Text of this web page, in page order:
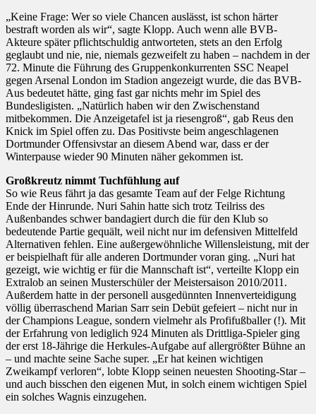
„Keine Frage: Wer so viele Chancen auslässt, ist schon härter
bestraft worden als wir“, sagte Klopp. Auch wenn alle BVB-
Akteure später pflichtschuldig antworteten, stets an den Erfolg
geglaubt und nie, nie, niemals gezweifelt zu haben – nachdem in der
72. Minute die Führung des Gruppenkonkurrenten SSC Neapel
gegen Arsenal London im Stadion angezeigt wurde, die das BVB-
Aus bedeutet hätte, ging fast gar nichts mehr im Spiel des
Bundesligisten. „Natürlich haben wir den Zwischenstand
mitbekommen. Die Anzeigetafel ist ja riesengroß“, gab Reus den
Knick im Spiel offen zu. Das Positivste beim angeschlagenen
Dortmunder Offensivstar an diesem Abend war, dass er der
Winterpause wieder 90 Minuten näher gekommen ist.
Großkreutz nimmt Tuchfühlung auf
So wie Reus fährt ja das gesamte Team auf der Felge Richtung
Ende der Hinrunde. Nuri Sahin hatte sich trotz Teilriss des
Außenbandes schwer bandagiert durch die für den Klub so
bedeutende Partie gequält, weil nicht nur im defensiven Mittelfeld
Alternativen fehlen. Eine außergewöhnliche Willensleistung, mit der
er beispielhaft für alle anderen Dortmunder voran ging. „Nuri hat
gezeigt, wie wichtig er für die Mannschaft ist“, verteilte Klopp ein
Extralob an seinen Musterschüler der Meistersaison 2010/2011.
Außerdem hatte in der personell ausgedünnten Innenverteidigung
völlig überraschend Marian Sarr sein Debüt gefeiert – nicht nur in
der Champions League, sondern vielmehr als Profifußballer (!). Mit
der Erfahrung von lediglich 924 Minuten als Drittliga-Spieler ging
der erst 18-Jährige die Herkules-Aufgabe auf allergrößter Bühne an
– und machte seine Sache super. „Er hat keinen wichtigen
Zweikampf verloren“, lobte Klopp seinen neuesten Shooting-Star –
und auch bisschen den eigenen Mut, in solch einem wichtigen Spiel
ein solches Wagnis einzugehen.